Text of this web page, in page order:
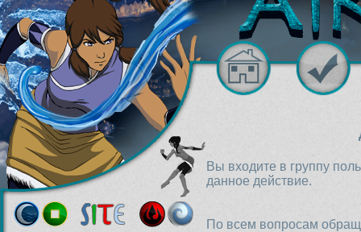
Вы входите в группу
данное действие.
По всем вопросам